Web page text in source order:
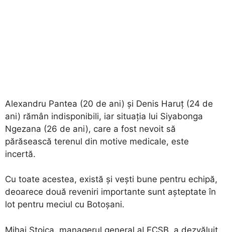
Alexandru Pantea (20 de ani) și Denis Haruț (24 de
ani) rămân indisponibili, iar situația lui Siyabonga
Ngezana (26 de ani), care a fost nevoit să
părăsească terenul din motive medicale, este
incertă.
Cu toate acestea, există și vești bune pentru echipă,
deoarece două reveniri importante sunt așteptate în
lot pentru meciul cu Botoșani.
Mihai Stoica, managerul general al FCSB, a dezvăluit